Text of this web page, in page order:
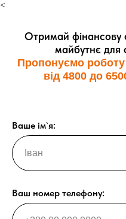
<
Отримай фінансову
майбутнє для
Пропонуємо роботу
від 4800 до
Ваше ім`я:
Ваш номер телефону: